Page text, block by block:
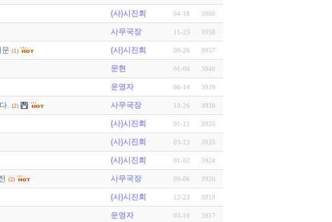
(사)시진회 04-18 3960
사무국장 11-23 3958
(1) (사)시진회 09-26 3957
문현 01-06 3940
운영자 06-14 3939
. (2) 사무국장 10-26 3936
(사)시진회 01-11 3935
(사)시진회 03-13 3935
(사)시진회 01-02 3924
(2) 사무국장 09-06 3920
(사)시진회 12-23 3919
운영자 03-16 3917